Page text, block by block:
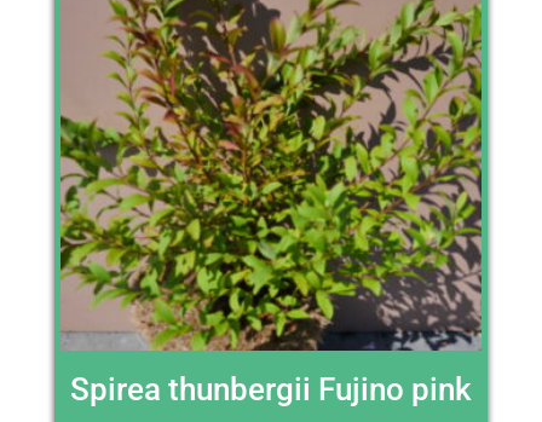
Spirea thunbergii Fujino pink